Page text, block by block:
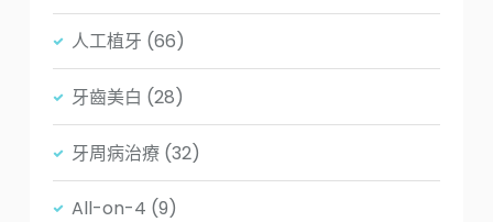
人工植牙 (66)
牙齒美白 (28)
牙周病治療 (32)
All-on-4 (9)